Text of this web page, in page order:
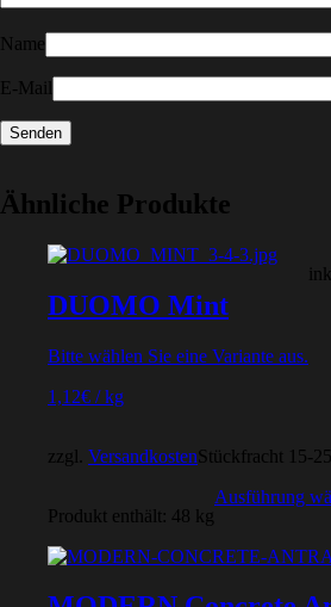
Name
E-Mail
Ähnliche Produkte
DUOMO Mint
Bitte wählen Sie eine Variante aus.
1,12€ /kg
zzgl. VersandkostenStückfracht 15-
Produkt enthält: 48 kg
Ausführung